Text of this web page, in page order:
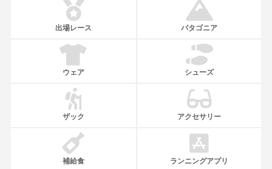
出場レース パタゴニア
ウェア シューズ
ザック アクセサリー
補給食 ランニングアプリ